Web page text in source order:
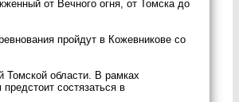
от Вечного огня, от Томска до
пройдут в Кожевникове со
Томской области. В рамках
состязаться в